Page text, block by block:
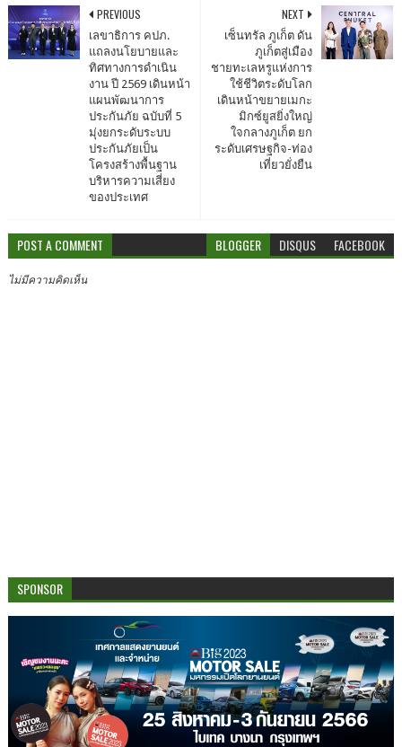
NEXT
เซ็นทรัล ภูเก็ต ดัน
ภูเก็ตสู่เมือง
ชายทะเลหรูแห่งการ
ใช้ชีวิตระดับโลก
เดินหน้าขยายเมกะ
มิกซ์ยูสยิ่งใหญ่
ใจกลางภูเก็ต ยก
ระดับเศรษฐกิจ-ท่อง
เที่ยวยั่งยืน
PREVIOUS
เลขาธิการ คปภ.
แถลงนโยบายและ
ทิศทางการดำเนิน
งาน ปี 2569 เดินหน้า
แผนพัฒนาการ
ประกันภัย ฉบับที่ 5
มุ่งยกระดับระบบ
ประกันภัยเป็น
โครงสร้างพื้นฐาน
บริหารความเสี่ยง
ของประเทศ
POST A COMMENT BLOGGER DISQUS FACEBOOK
ไม่มีความคิดเห็น
SPONSOR